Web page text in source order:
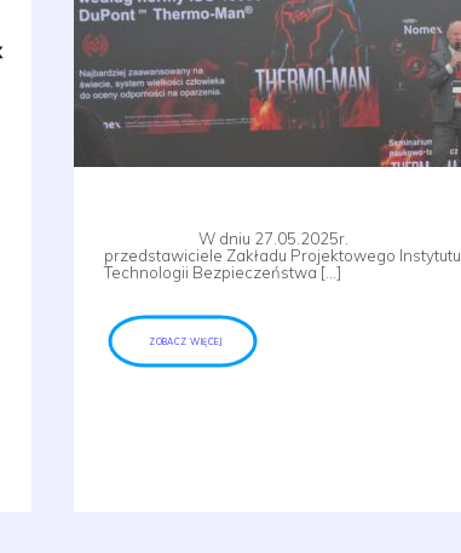
W dniu 27.05.2025r.
przedstawiciele Zakładu Projektowego Instytutu
Technologii Bezpieczeństwa […]
ZOBACZ WIĘCEJ